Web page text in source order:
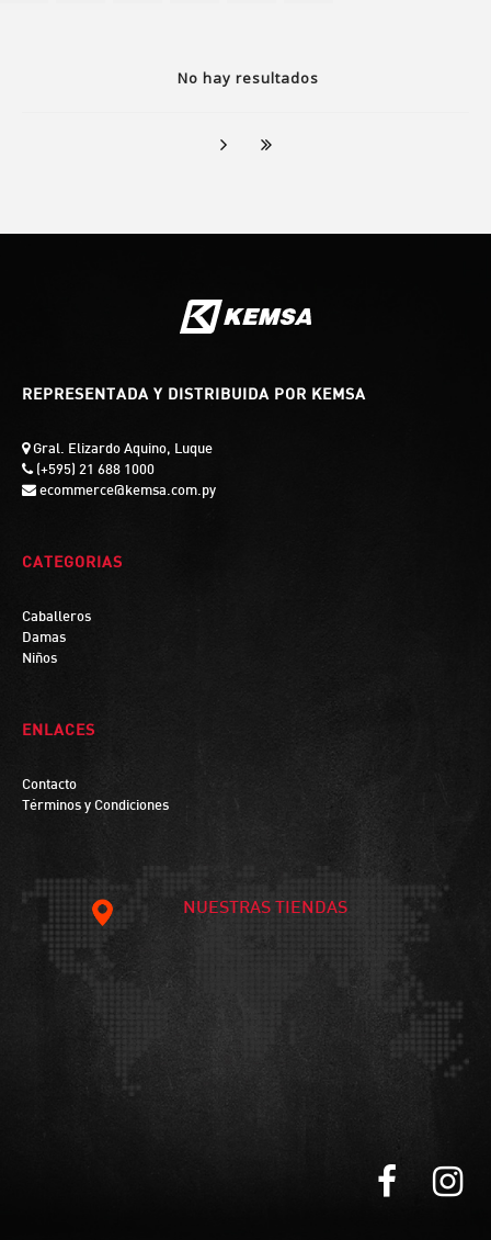
No hay resultados
REPRESENTADA Y DISTRIBUIDA POR KEMSA
Gral. Elizardo Aquino, Luque
(+595) 21 688 1000
ecommerce@kemsa.com.py
CATEGORIAS
Caballeros
Damas
Niños
ENLACES
Contacto
Términos y Condiciones
NUESTRAS TIENDAS